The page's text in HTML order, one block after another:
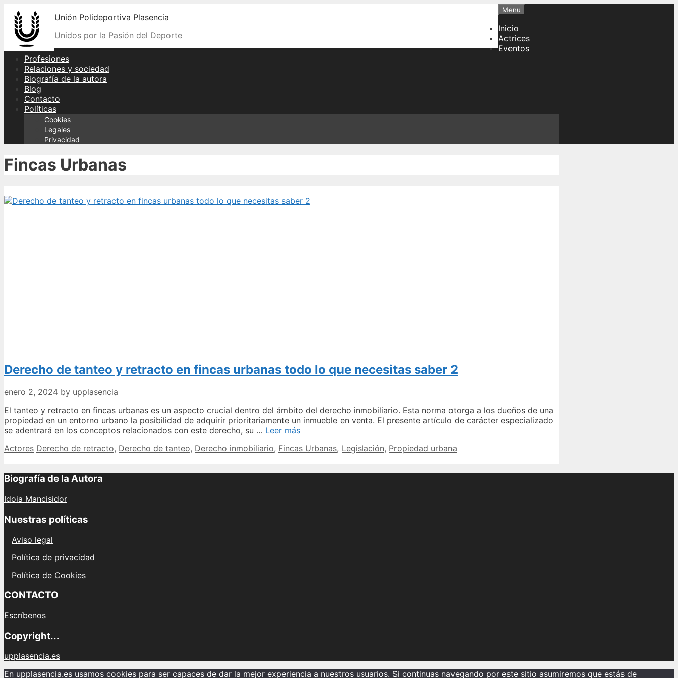
Skip
content
Unión Polideportiva Plasencia
Unidos por la Pasión del Deporte
Menu
Inicio
Actrices
Eventos
Profesiones
Relaciones y sociedad
Biografía de la autora
Blog
Contacto
Políticas
Cookies
Legales
Privacidad
Fincas Urbanas
Derecho de tanteo y retracto en fincas urbanas todo lo que necesitas saber 2
enero 2, 2024 by upplasencia
El tanteo y retracto en fincas urbanas es un aspecto crucial dentro del ámbito del derecho inmobiliario. Esta norma otorga a los dueños de una
propiedad en un entorno urbano la posibilidad de adquirir prioritariamente un inmueble en venta. El presente artículo de carácter especializado
se adentrará en los conceptos relacionados con este derecho, su … Leer másDerecho
tanteo
Categories
Actores Tags
Derecho de retracto, Derecho de tanteo, Derecho inmobiliario, Fincas Urbanas, Legislación, Propiedad urbana
Biografía de la Autora
Idoia Mancisidor
Nuestras políticas
Aviso legal
Política de privacidad
Política de Cookies
CONTACTO
Escríbenos
Copyright...
upplasencia.es
En upplasencia.es usamos cookies para ser capaces de dar la mejor experiencia a nuestros usuarios. Si continuas navegando por este sitio asumiremos que estás de